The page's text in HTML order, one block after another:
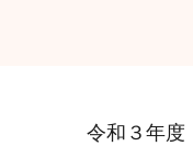
令和３年